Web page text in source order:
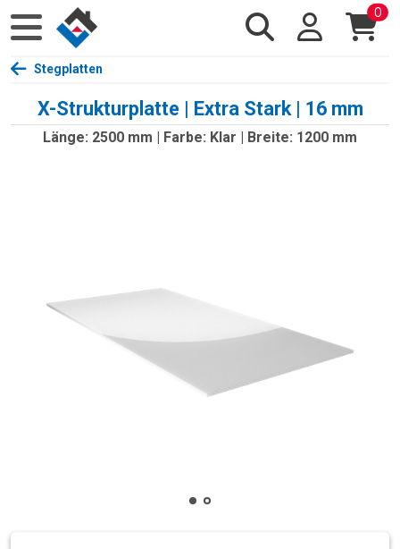
0
Stegplatten
X-Strukturplatte | Extra Stark | 16 mm
Länge: 2500 mm | Farbe: Klar | Breite: 1200 mm